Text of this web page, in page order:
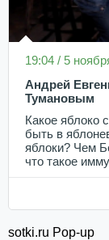
19:04 / 5
Андрей
Тумановым
Какое яблоко
быть в
яблоки? Чем
что такое
sotki.ru Pop-up